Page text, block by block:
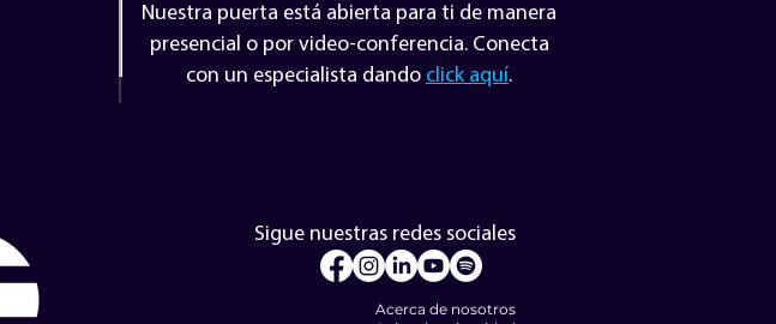
Nuestra puerta está abierta para ti de manera
presencial o por video-conferencia. Conecta
con un especialista dando click aquí.
Sigue nuestras redes sociales
Acerca de nosotros